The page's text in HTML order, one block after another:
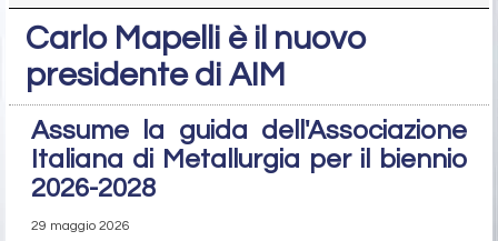
Carlo Mapelli è il nuovo
presidente di AIM
Assume la guida dell'Associazione
Italiana di Metallurgia per il biennio
2026-2028
29 maggio 2026